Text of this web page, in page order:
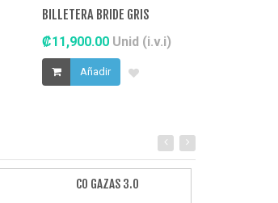
BILLETERA BRIDE GRIS
₡11,900.00 Unid (i.v.i)
Añadir
CO GAZAS 3.0